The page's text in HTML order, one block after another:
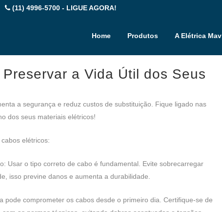
(11) 4996-5700 - LIGUE AGORA!
Home Produtos A Elétrica Mav
a Vida Útil dos Seus
a segurança e reduz custos de substituição. Fique ligado nas
dos seus materiais elétricos!
elétricos:
Usar o tipo correto de cabo é fundamental. Evite sobrecarregar
isso previne danos e aumenta a durabilidade.
comprometer os cabos desde o primeiro dia. Certifique-se de